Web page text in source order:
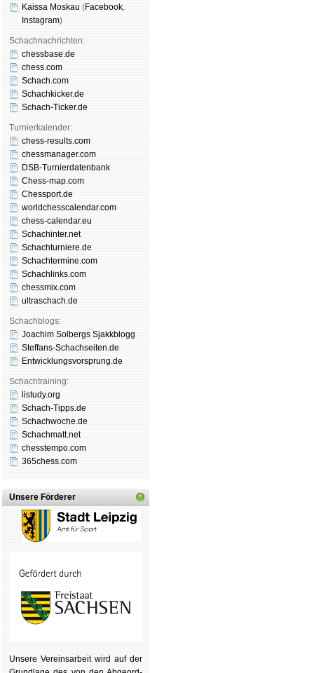
Kaissa Moskau (Face­book,
Insta­gram)
Schachnachrichten:
chessbase.de
chess.com
Schach.com
Schachkicker.de
Schach-Ticker.de
Turnierkalender:
chess-results.com
chessmanager.com
DSB-Turnierdatenbank
Chess-map.com
Chessport.de
worldchesscalendar.com
chess-calendar.eu
Schachinter.net
Schachturniere.de
Schachtermine.com
Schachlinks.com
chessmix.com
ultraschach.de
Schachblogs:
Joachim Solbergs Sjakkblogg
Steffans-Schachseiten.de
Entwicklungsvorsprung.de
Schachtraining:
listudy.org
Schach-Tipps.de
Schachwoche.de
Schachmatt.net
chesstempo.com
365chess.com
Unsere Förderer
Unsere Ver­eins­ar­beit wird auf der